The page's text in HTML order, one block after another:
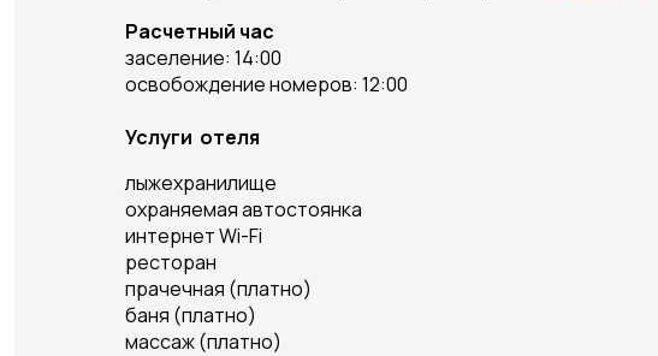
Расчетный час
заселение: 14:00
освобождение номеров: 12:00
Услуги отеля
лыжехранилище
охраняемая автостоянка
интернет Wi-Fi
ресторан
прачечная (платно)
баня (платно)
массаж (платно)